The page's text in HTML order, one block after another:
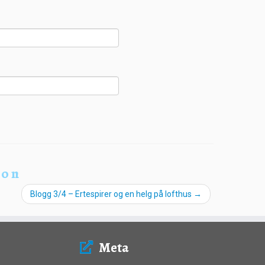
Blogg 3/4 – Ertespirer og en helg på lofthus →
Meta